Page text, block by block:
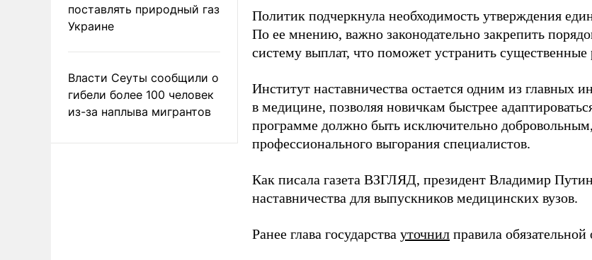
поставлять природный газ
Украине
Власти Сеуты сообщили о
гибели более 100 человек
из-за наплыва мигрантов
Политик подчеркнула необходимость утверждения
По ее мнению, важно законодательно закрепить
систему выплат, что поможет устранить
Институт наставничества остается одним из главных
в медицине, позволяя новичкам быстрее
программе должно быть исключительно
профессионального выгорания специалистов.
Как писала газета ВЗГЛЯД, президент Владимир
наставничества для выпускников медицинских вузов.
Ранее глава государства уточнил правила